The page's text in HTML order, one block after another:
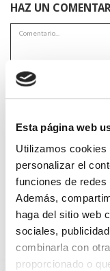
Esta página web
Utilizamos
personalizar el
funciones de
Además,
haga del sitio web
sociales,
combinarla con
proporcionado o
HAZ UN
DESTACADAS